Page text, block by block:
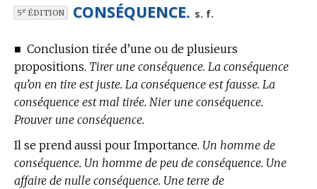
5eÉDITION CONSÉQUENCE. s. f.
■ Conclusion tirée d’une ou de plusieurs
propositions. Tirer une conséquence. La conséquence
qu’on en tire est juste. La conséquence est fausse. La
conséquence est mal tirée. Nier une conséquence.
Prouver une conséquence.
Il se prend aussi pour Importance. Un homme de
conséquence. Un homme de peu de conséquence. Une
affaire de nulle conséquence. Une terre de